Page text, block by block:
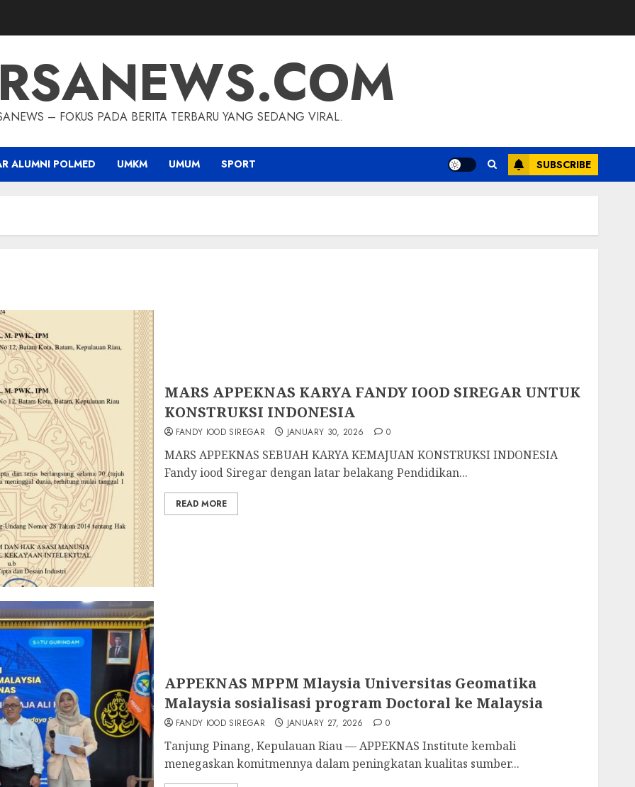
– FOKUS PADA BERITA TERBARU YANG SEDANG VIRAL.
ALUMNI POLMED UMKM UMUM SPORT SUBSCRIBE
MARS APPEKNAS KARYA FANDY IOOD SIREGAR UNTUK
KONSTRUKSI INDONESIA
FANDY IOOD SIREGAR JANUARY 30, 2026 0
MARS APPEKNAS SEBUAH KARYA KEMAJUAN KONSTRUKSI INDONESIA
Fandy iood Siregar dengan latar belakang Pendidikan...
READ MORE
APPEKNAS MPPM Mlaysia Universitas Geomatika
Malaysia sosialisasi program Doctoral ke Malaysia
FANDY IOOD SIREGAR JANUARY 27, 2026 0
Tanjung Pinang, Kepulauan Riau — APPEKNAS Institute kembali
menegaskan komitmennya dalam peningkatan kualitas sumber...